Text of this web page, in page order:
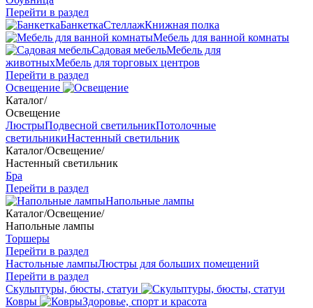
Перейти в раздел
БанкеткаСтеллажКнижная полка
Мебель для ванной комнаты
Садовая мебельМебель для
животныхМебель для торговых центров
Перейти в раздел
Освещение
Каталог/
Освещение
ЛюстрыПодвесной светильникПотолочные
светильникиНастенный светильник
Каталог/Освещение/
Настенный светильник
Бра
Перейти в раздел
Напольные лампы
Каталог/Освещение/
Напольные лампы
Торшеры
Перейти в раздел
Настольные лампыЛюстры для больших помещений
Перейти в раздел
Скульптуры, бюсты, статуи
Ковры
Здоровье, спорт и красота